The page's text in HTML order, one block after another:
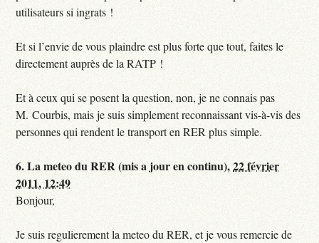
utilisateurs si ingrats !
Et si l’envie de vous plaindre est plus forte que tout, faites le
directement auprès de la RATP !
Et à ceux qui se posent la question, non, je ne connais pas
M. Courbis, mais je suis simplement reconnaissant vis-à-vis des
personnes qui rendent le transport en RER plus simple.
6.La meteo du RER (mis a jour en continu),22 février
2011, 12:49
Bonjour,
Je suis regulierement la meteo du RER, et je vous remercie de